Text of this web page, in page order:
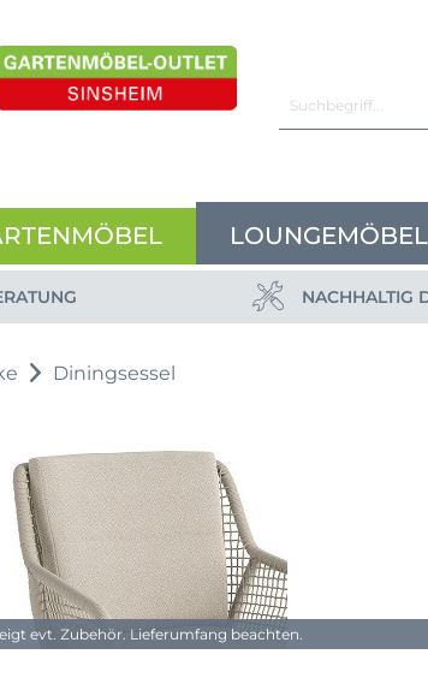
LOUNGEMÖBEL
NACHHALTIG
Diningsessel
evt. Zubehör. Lieferumfang beachten.